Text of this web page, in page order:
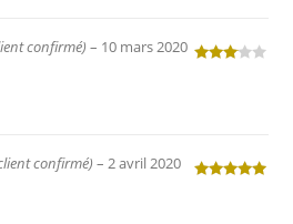
confirmé) – 10 mars 2020
confirmé) – 2 avril 2020